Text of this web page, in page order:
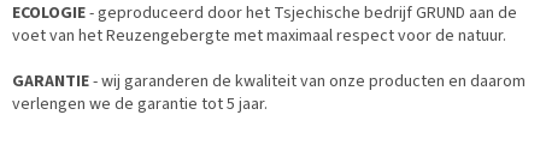
ECOLOGIE- geproduceerd door het Tsjechische bedrijf GRUND aan de
voet van het Reuzengebergte met maximaal respect voor de natuur.
GARANTIE- wij garanderen de kwaliteit van onze producten en daarom
verlengen we de garantie tot 5 jaar.